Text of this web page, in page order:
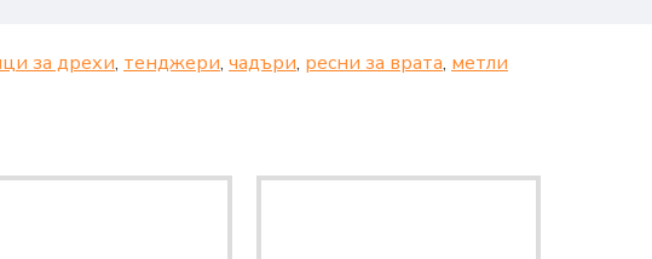
за дрехи, тенджери, чадъри, ресни за врата, метли